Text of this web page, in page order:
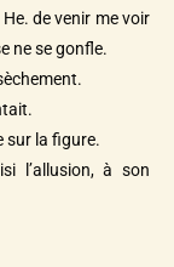
de venir me voir
ne se gonfle.
sur la figure.
à son